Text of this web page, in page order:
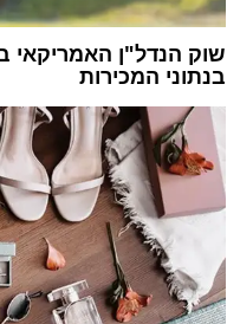
שוק הנדל"ן האמריקאי
בנתוני המכירות